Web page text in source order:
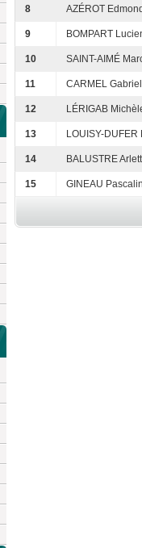
8 AZÉROT
9 BOMPART
10 SAINT-AIMÉ
11 CARMEL
12 LÉRIGAB
13 LOUISY-DUFER
14 BALUSTRE
15 GINEAU